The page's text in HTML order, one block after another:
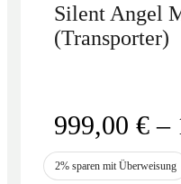
Silent Angel
(Transporter)
999,00 € –
2% sparen mit Überweisung